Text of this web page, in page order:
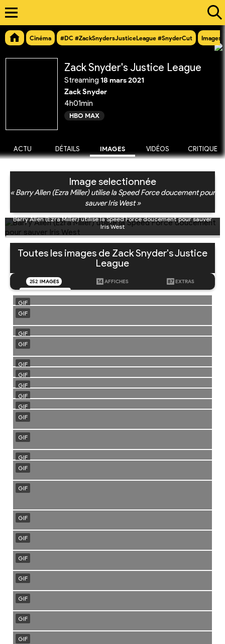
Cinéma #DC #ZackSnydersJusticeLeague #SnyderCut Images
Zack Snyder's Justice League
Streaming18 mars 2021
Zack Snyder
4h01min
HBO MAX
ACTU DÉTAILS IMAGES VIDÉOS CRITIQUE
Image selectionnée
« Barry Allen (Ezra Miller) utilise la Speed Force doucement pour
sauver Iris West »
Barry Allen (Ezra Miller) utilise la Speed Force doucement pour sauver
Iris West
Toutes les images de Zack Snyder's Justice
League
252 IMAGES 14 AFFICHES 87 EXTRAS